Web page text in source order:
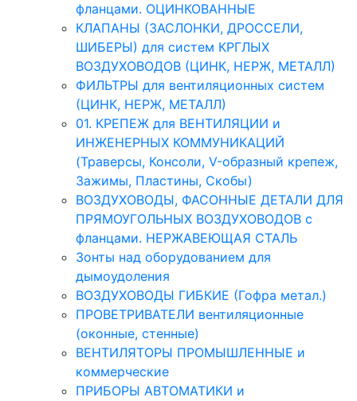
фланцами. ОЦИНКОВАННЫЕ
КЛАПАНЫ (ЗАСЛОНКИ, ДРОССЕЛИ,
ШИБЕРЫ) для систем КРГЛЫХ
ВОЗДУХОВОДОВ (ЦИНК, НЕРЖ, МЕТАЛЛ)
ФИЛЬТРЫ для вентиляционных систем
(ЦИНК, НЕРЖ, МЕТАЛЛ)
01. КРЕПЕЖ для ВЕНТИЛЯЦИИ и
ИНЖЕНЕРНЫХ КОММУНИКАЦИЙ
(Траверсы, Консоли, V-образный крепеж,
Зажимы, Пластины, Скобы)
ВОЗДУХОВОДЫ, ФАСОННЫЕ ДЕТАЛИ ДЛЯ
ПРЯМОУГОЛЬНЫХ ВОЗДУХОВОДОВ с
фланцами. НЕРЖАВЕЮЩАЯ СТАЛЬ
Зонты над оборудованием для
дымоудоления
ВОЗДУХОВОДЫ ГИБКИЕ (Гофра метал.)
ПРОВЕТРИВАТЕЛИ вентиляционные
(оконные, стенные)
ВЕНТИЛЯТОРЫ ПРОМЫШЛЕННЫЕ и
коммерческие
ПРИБОРЫ АВТОМАТИКИ и